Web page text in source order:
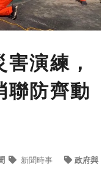
演練，
聯防齊動
新聞時事 政府與